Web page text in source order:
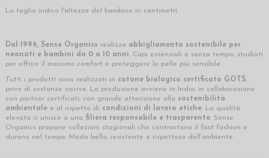
La taglia indica l'altezza del bambino in centimetri.
Dal 1996, Sense Organics realizza abbigliamento sostenibile per
neonati e bambini da 0 a 10 anni. Capi essenziali e senza tempo, studiati
per offrire il massimo comfort e proteggere la pelle più sensibile.
Tutti i prodotti sono realizzati in cotone biologico certificato GOTS,
privo di sostanze nocive. La produzione avviene in India, in collaborazione
con partner certificati, con grande attenzione alla sostenibilità
ambientale e al rispetto di condizioni di lavoro etiche. La qualità
elevata si unisce a una filiera responsabile e trasparente. Sense
Organics propone collezioni stagionali che contrastano il fast fashion e
durano nel tempo. Moda bella, resistente e rispettosa dell’ambiente.